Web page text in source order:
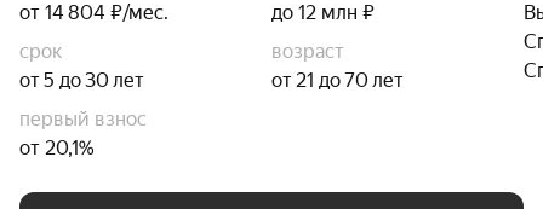
от 14 804 ₽/мес.
до 12 млн ₽
срок
от 5 до 30 лет
возраст
от 21 до 70 лет
первый взнос
от 20,1%